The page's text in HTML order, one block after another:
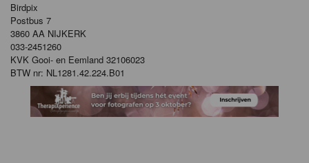
Birdpix
Postbus 7
3860 AA NIJKERK
033-2451260
KVK Gooi- en Eemland 32106023
BTW nr: NL1281.42.224.B01